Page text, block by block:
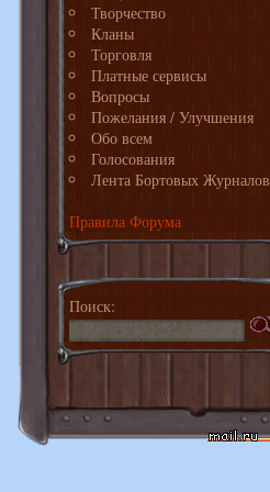
Творчество
Кланы
Торговля
Платные сервисы
Вопросы
Пожелания / Улучшения
Обо всем
Голосования
Лента Бортовых Журналов
Правила Форума
Поиск: